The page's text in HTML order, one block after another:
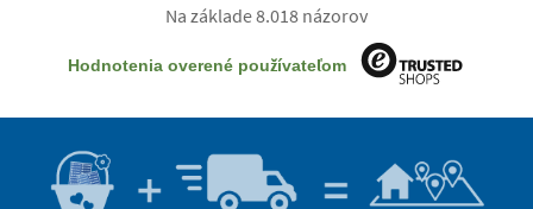
Na základe 8.018 názorov
Hodnotenia overené používateľom